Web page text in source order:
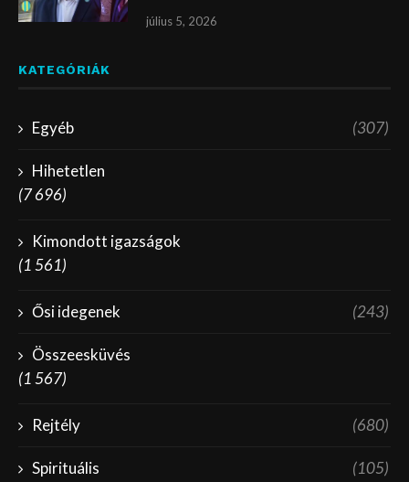
július 5, 2026
KATEGÓRIÁK
Egyéb (307)
Hihetetlen
(7 696)
Kimondott igazságok
(1 561)
Ősi idegenek (243)
Összeesküvés
(1 567)
Rejtély (680)
Spirituális (105)